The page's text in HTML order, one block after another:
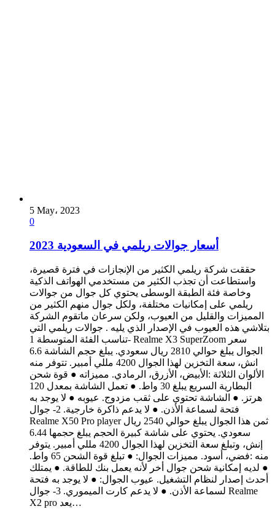
5 May، 2023
0
أسعار جوالات ريلمي في السعودية 2023
حققت شركة ريلمي الكثير من الإنجازات في فترة قصيرة،
واستطاعت أن تجذب الكثير من مستخدمي الهواتف الذكية
وخاصة فئة الطبقة الوسطى يحتوي كل جوال من جوالات
ريلمي على إمكانيات مختلفة، ولكل جوال منهم الكثير من
المميزات والقليل من العيوب، ولكن سرعان ماتقوم الشركة
بتلاشي هذه العيوب في الإصدار الذي يليه . جوالات ريلمي التي
تناسب الفئة المتوسطة 1- Realme X3 SuperZoom سعر
الجوال يبلغ حوالي 2810 ريال سعودي. يبلغ حجم الشاشة 6.6
انش، سعة التخزين لهذا الجوال 4200 مللي أمبير. تتوفر منه
الألوان الثلاثة :الأبيض، الأزرق، الرمادي. مميزاته ● قوة شحن
البطارية السريع يبلغ 30 واط. ● تعمل الشاشة بمعدل 120
هرتز. ● الشاشة تحتوي على ثقب مزدوج. عيوبه ● لا يوجد به
فتحة لسماعة الأذن. ● لا يدعم ذاكرة خارجية. 2- جوال
Realme X50 Pro player ثمن هذا الجوال يبلغ حوالي 2540 ريال
سعودي. يحتوي على شاشة كبيرة الحجم يبلغ حجمها 6.44
إنش، وتبلغ سعة التخزين لهذا الجوال 4200 مللي أمبير. يتوفر
منه :فضي، أسود. مميزات الجوال: ● تبلغ قوة الشحن 65 واط.
● لديه إمكانية شحن جوال أخر لأنه يعمل بنك للطاقة. ● يمتلك
أحدث إصدار لنظام التشغيل. عيوب الجوال: ● لا يوجد به فتحة
لسماعة الأذن. ● لا يدعم كارت الميموري. 3- جوال Realme
X2 pro يعد…